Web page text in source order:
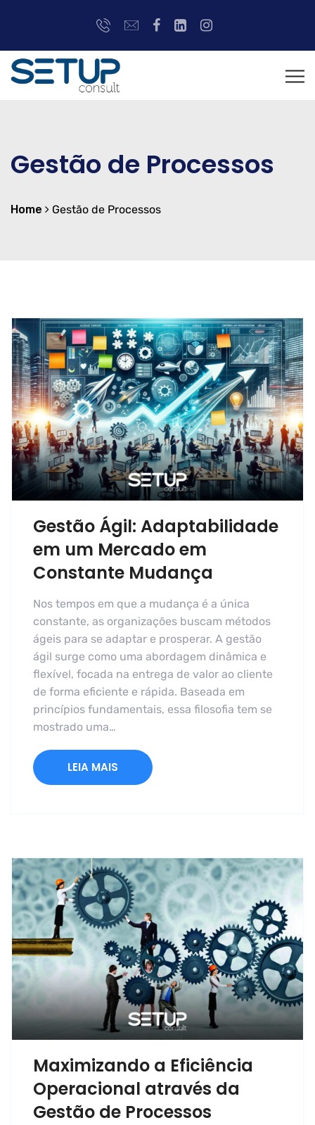
Gestão de Processos
Home Gestão de Processos
Gestão Ágil: Adaptabilidade
em um Mercado em
Constante Mudança
Nos tempos em que a mudança é a única
constante, as organizações buscam métodos
ágeis para se adaptar e prosperar. A gestão
ágil surge como uma abordagem dinâmica e
flexível, focada na entrega de valor ao cliente
de forma eficiente e rápida. Baseada em
princípios fundamentais, essa filosofia tem se
mostrado uma…
LEIA MAIS
Maximizando a Eficiência
Operacional através da
Gestão de Processos